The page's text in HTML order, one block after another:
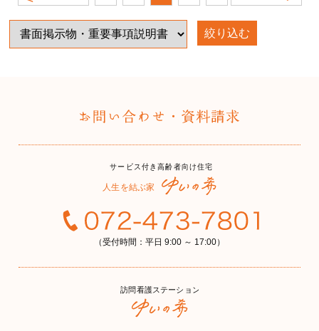
絞り込む
（受付時間：平日 9:00 ～ 17:00）